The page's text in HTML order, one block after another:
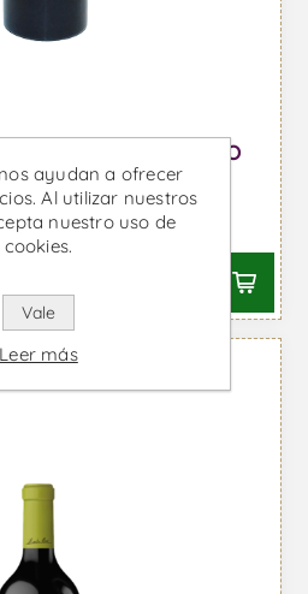
- Vino
Tinto
IVA incl.
ayudan a ofrecer
Al utilizar nuestros
nuestro uso de
cookies.
Vale
Leer más